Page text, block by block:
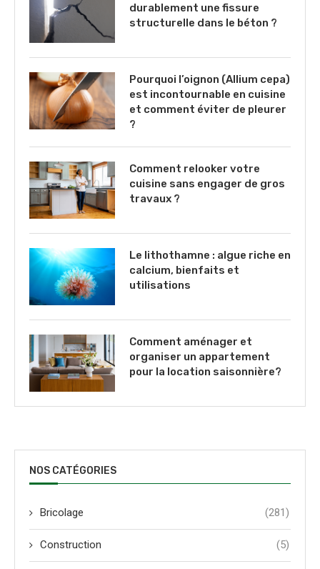
durablement une fissure
structurelle dans le béton ?
Pourquoi l’oignon (Allium cepa)
est incontournable en cuisine
et comment éviter de pleurer
?
Comment relooker votre
cuisine sans engager de gros
travaux ?
Le lithothamne : algue riche en
calcium, bienfaits et
utilisations
Comment aménager et
organiser un appartement
pour la location saisonnière?
NOS CATÉGORIES
Bricolage (281)
Construction (5)